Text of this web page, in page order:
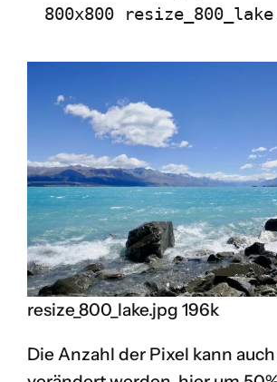
800x800
resize_800_lake.jpg 196k
Die Anzahl der Pixel kann